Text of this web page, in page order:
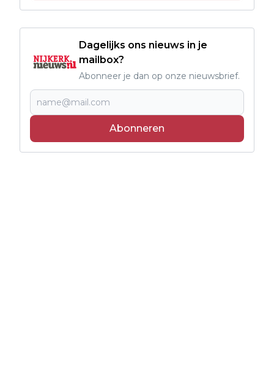
Dagelijks ons nieuws in je
mailbox?
Abonneer je dan op onze nieuwsbrief.
Abonneren